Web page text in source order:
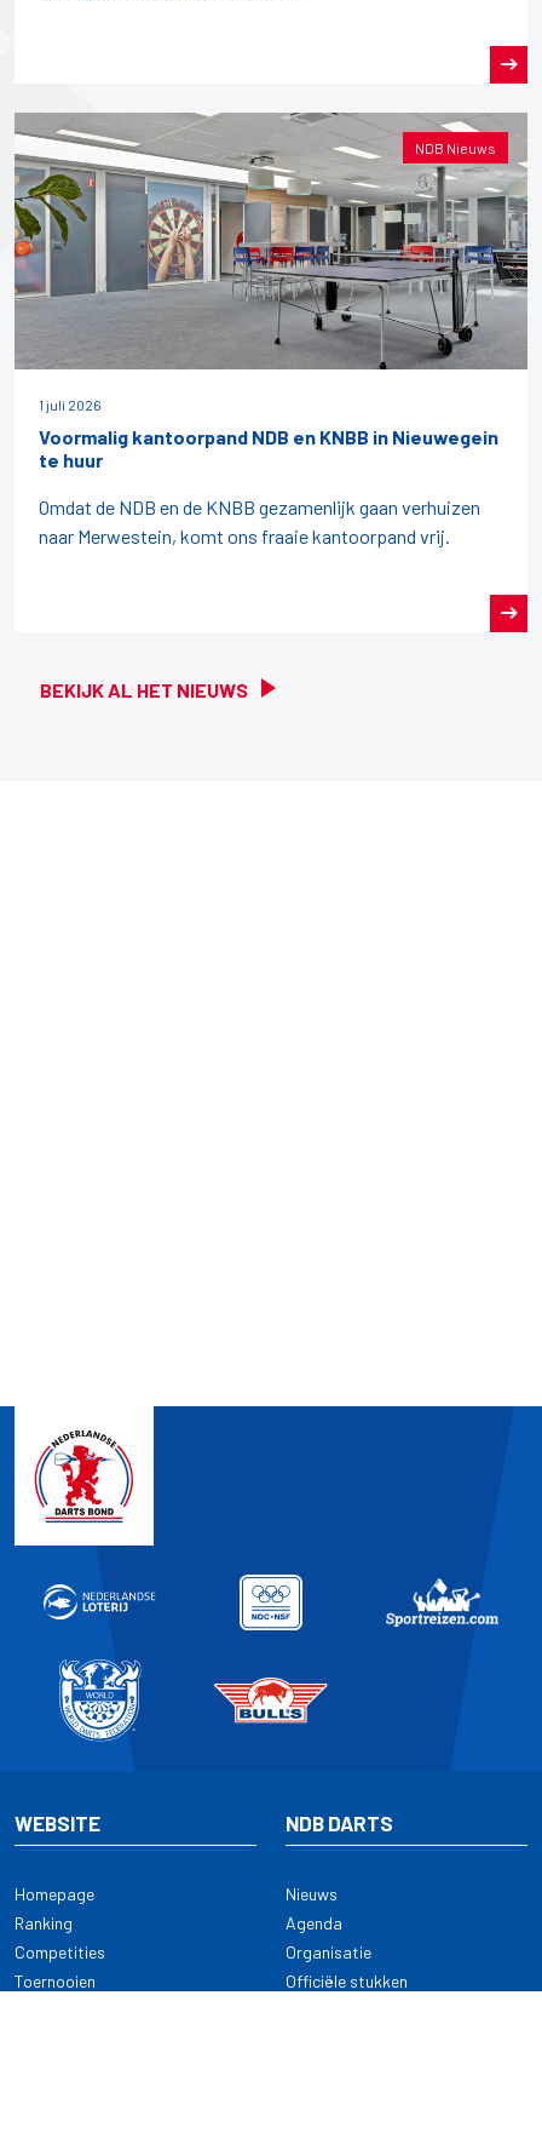
BEKIJK AL HET NIEUWS
NDB Nieuws
1 juli 2026
Voormalig kantoorpand NDB en KNBB in Nieuwegein
te huur
Omdat de NDB en de KNBB gezamenlijk gaan verhuizen
naar Merwestein, komt ons fraaie kantoorpand vrij.
WEBSITE
Homepage
Ranking
Competities
Toernooien
NDB DARTS
Nieuws
Agenda
Organisatie
Officiële stukken